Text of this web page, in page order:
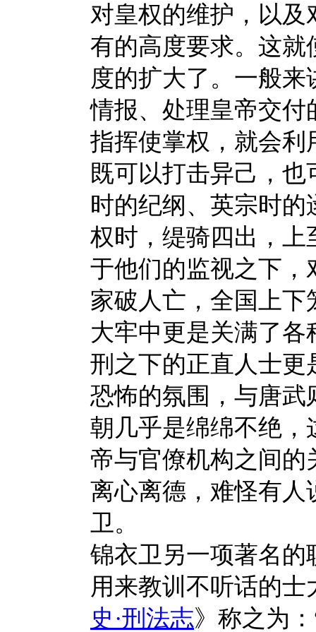
对皇权的维护，以
有的高度要求。这就
度的扩大了。一般
情报、处理皇帝交
指挥使掌权，就会
既可以打击异己，
时的纪纲、英宗时
权时，缇骑四出，
于他们的监视之下
家破人亡，全国上
大牢中更是关满了
刑之下的正直人士
恐怖的氛围，与唐
朝几乎是绵绵不绝
帝与官僚机构之间
离心离德，难怪有
卫。
锦衣卫另一项著名的
用来教训不听话的
史 ·刑法志》称之为：